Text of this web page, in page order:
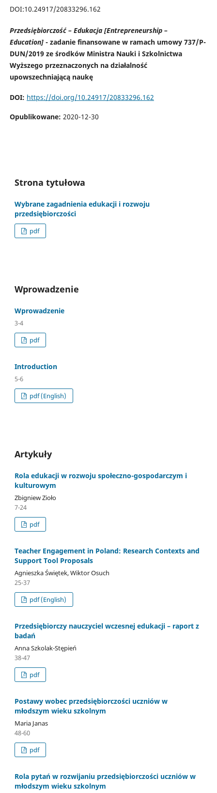
DOI:10.24917/20833296.162
Przedsiębiorczość – Edukacja [Entrepreneurship –
Education]- zadanie finansowane w ramach umowy 737/P-
DUN/2019 ze środków Ministra Nauki i Szkolnictwa
Wyższego przeznaczonych na działalność
upowszechniającą naukę
DOI: https://doi.org/10.24917/20833296.162
Opublikowane: 2020-12-30
Strona tytułowa
Wybrane zagadnienia edukacji i rozwoju
przedsiębiorczości
pdf
Wprowadzenie
Wprowadzenie
3-4
pdf
Introduction
5-6
pdf (English)
Artykuły
Rola edukacji w rozwoju społeczno-gospodarczym i
kulturowym
Zbigniew Zioło
7-24
pdf
Teacher Engagement in Poland: Research Contexts and
Support Tool Proposals
Agnieszka Świętek, Wiktor Osuch
25-37
pdf (English)
Przedsiębiorczy nauczyciel wczesnej edukacji – raport z
badań
Anna Szkolak-Stępień
38-47
pdf
Postawy wobec przedsiębiorczości uczniów w
młodszym wieku szkolnym
Maria Janas
48-60
pdf
Rola pytań w rozwijaniu przedsiębiorczości uczniów w
młodszym wieku szkolnym